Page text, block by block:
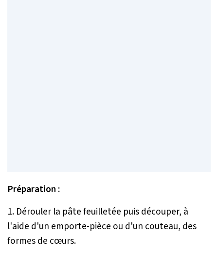
Préparation :
1. Dérouler la pâte feuilletée puis découper, à
l'aide d'un emporte-pièce ou d'un couteau, des
formes de cœurs.